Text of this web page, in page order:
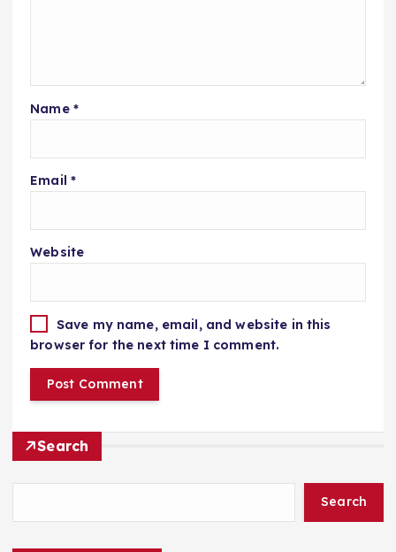
Name *
Email *
Website
Save my name, email, and website in this
browser for the next time I comment.
Search
Search